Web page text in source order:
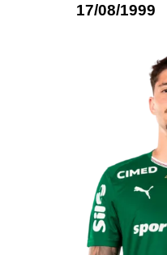
17/08/1999